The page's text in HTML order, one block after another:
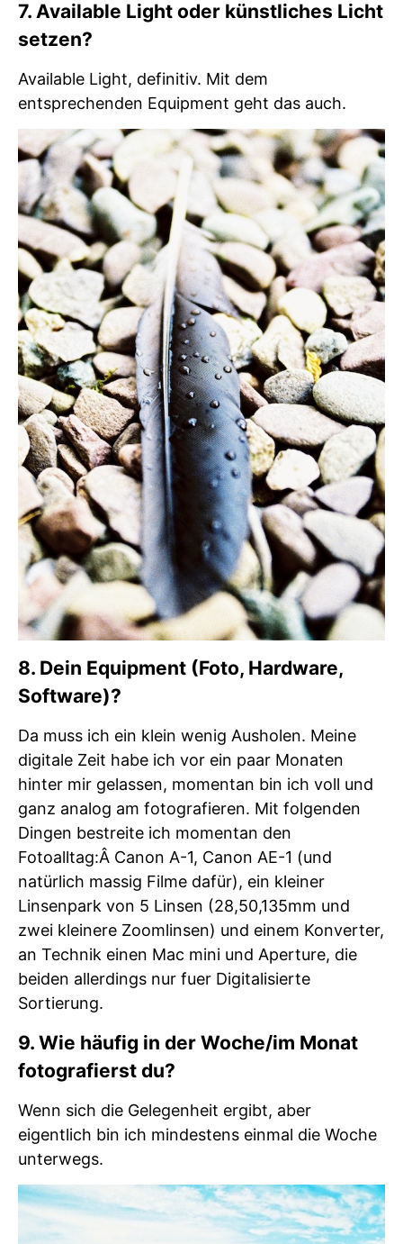
7. Available Light oder künstliches Licht
setzen?
Available Light, definitiv. Mit dem
entsprechenden Equipment geht das auch.
8. Dein Equipment (Foto, Hardware,
Software)?
Da muss ich ein klein wenig Ausholen. Meine
digitale Zeit habe ich vor ein paar Monaten
hinter mir gelassen, momentan bin ich voll und
ganz analog am fotografieren. Mit folgenden
Dingen bestreite ich momentan den
Fotoalltag:Â Canon A-1, Canon AE-1 (und
natürlich massig Filme dafür), ein kleiner
Linsenpark von 5 Linsen (28,50,135mm und
zwei kleinere Zoomlinsen) und einem Konverter,
an Technik einen Mac mini und Aperture, die
beiden allerdings nur fuer Digitalisierte
Sortierung.
9. Wie häufig in der Woche/im Monat
fotografierst du?
Wenn sich die Gelegenheit ergibt, aber
eigentlich bin ich mindestens einmal die Woche
unterwegs.